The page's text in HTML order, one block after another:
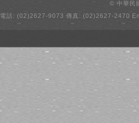
© 中華民
電話: (02)2627-9073 傳真: (02)2627-2470